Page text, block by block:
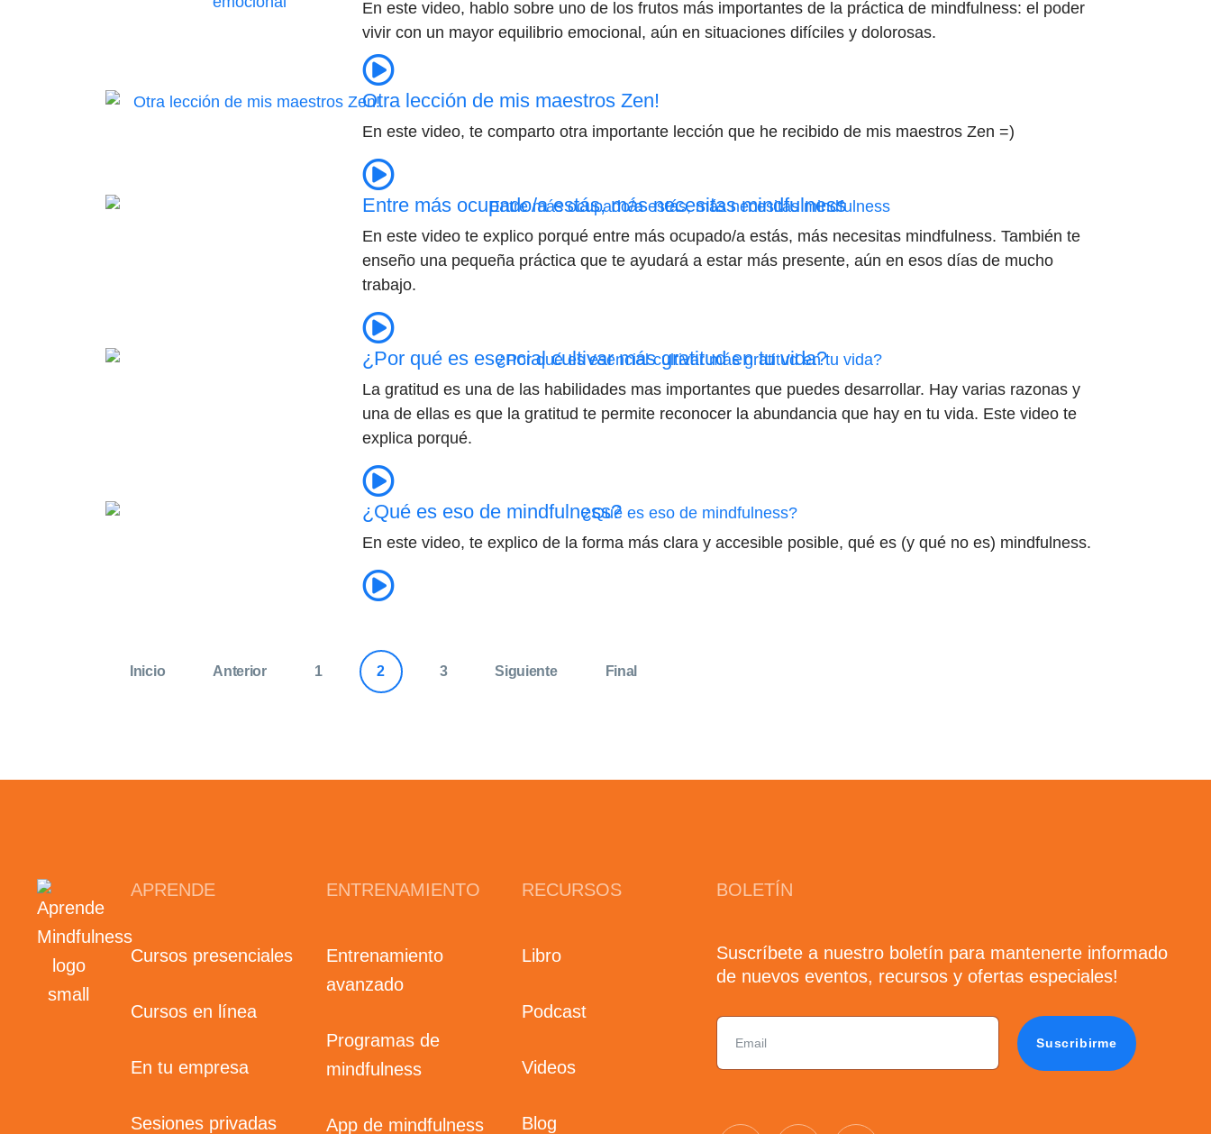
En este video, hablo sobre uno de los frutos más importantes de la práctica de mindfulness: el poder
vivir con un mayor equilibrio emocional, aún en situaciones difíciles y dolorosas.
Otra lección de mis maestros Zen!
En este video, te comparto otra importante lección que he recibido de mis maestros Zen =)
Entre más ocupado/a estás, más necesitas mindfulness
En este video te explico porqué entre más ocupado/a estás, más necesitas mindfulness. También te
enseño una pequeña práctica que te ayudará a estar más presente, aún en esos días de mucho
trabajo.
¿Por qué es esencial cultivar más gratitud en tu vida?
La gratitud es una de las habilidades mas importantes que puedes desarrollar. Hay varias razonas y
una de ellas es que la gratitud te permite reconocer la abundancia que hay en tu vida. Este video te
explica porqué.
¿Qué es eso de mindfulness?
En este video, te explico de la forma más clara y accesible posible, qué es (y qué no es) mindfulness.
Inicio Anterior 1 2 3 Siguiente Final
APRENDE
Cursos presenciales
Cursos en línea
En tu empresa
Sesiones privadas
ENTRENAMIENTO
Entrenamiento
avanzado
Programas de
mindfulness
App de mindfulness
RECURSOS
Libro
Podcast
Videos
Blog
BOLETÍN
Suscríbete a nuestro boletín para mantenerte informado
de nuevos eventos, recursos y ofertas especiales!
Suscribirme